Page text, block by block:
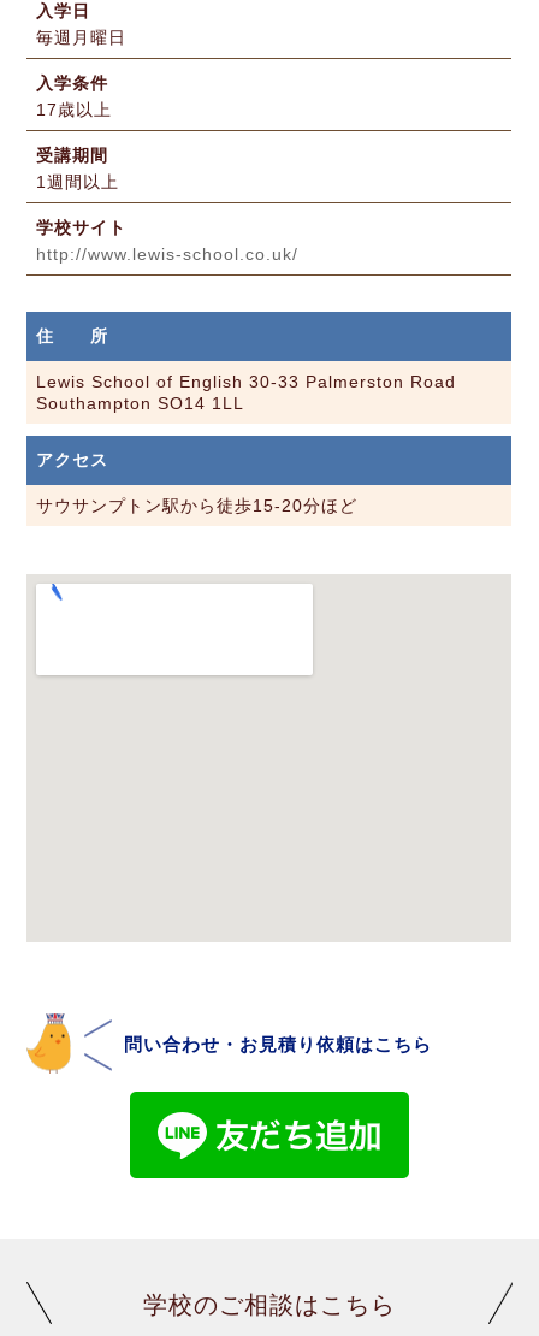
入学日
毎週月曜日
入学条件
17歳以上
受講期間
1週間以上
学校サイト
http://www.lewis-school.co.uk/
住 所
Lewis School of English 30-33 Palmerston Road
Southampton SO14 1LL
アクセス
サウサンプトン駅から徒歩15-20分ほど
問い合わせ・お見積り依頼はこちら
学校のご相談はこちら